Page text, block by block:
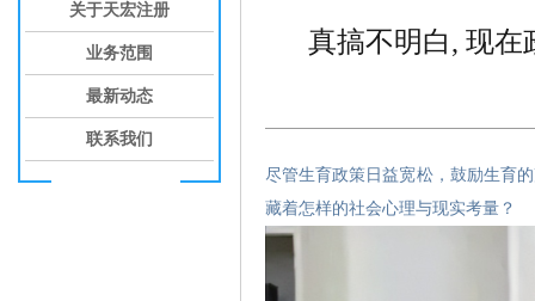
关于天宏注册
业务范围
最新动态
联系我们
真搞不明白, 现在
尽管生育政策日益宽松，鼓励生育
藏着怎样的社会心理与现实考量？